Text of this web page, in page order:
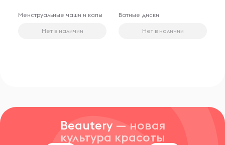
Менструальные чаши и капы
Нет в наличии
Ватные диски
Нет в наличии
Beautery — новая
культура красоты